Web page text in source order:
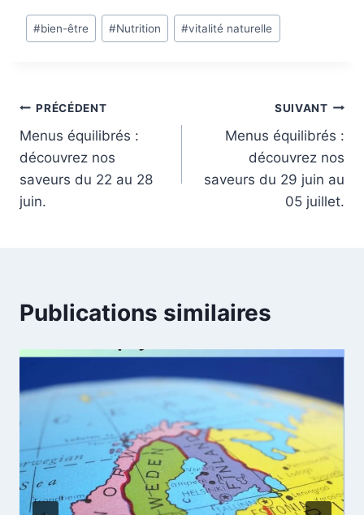
Étiquettes
de
#bien-être #Nutrition #vitalité naturelle
Navigation
de
l’article
PRÉCÉDENT
Menus équilibrés :
découvrez nos
saveurs du 22 au 28
juin.
SUIVANT
Menus équilibrés :
découvrez nos
saveurs du 29 juin au
05 juillet.
Publications similaires